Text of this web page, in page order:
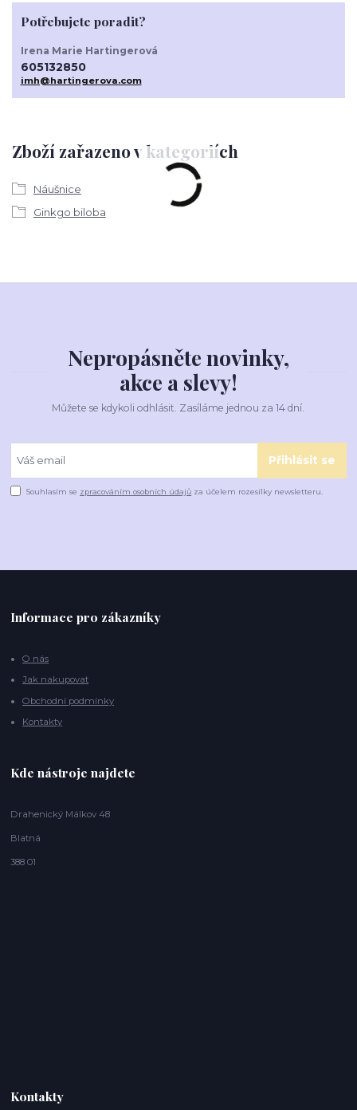
Zboží zařazeno v kategoriích
Náušnice
Ginkgo biloba
Potřebujete poradit?
Irena Marie Hartingerová
605132850
imh@hartingerova.com
Nepropásněte novinky,
akce a slevy!
Můžete se kdykoli odhlásit. Zasíláme jednou za 14 dní.
Přihlásit se
Souhlasím se zpracováním osobních údajů za účelem rozesílky newsletteru.
Informace pro zákazníky
O nás
Jak nakupovat
Obchodní podmínky
Kontakty
Kde nástroje najdete
Drahenický Málkov 48
Blatná
388 01
Kontakty